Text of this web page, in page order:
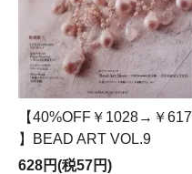
【40%OFF￥1028→￥617
】BEAD ART VOL.9
628円(税57円)